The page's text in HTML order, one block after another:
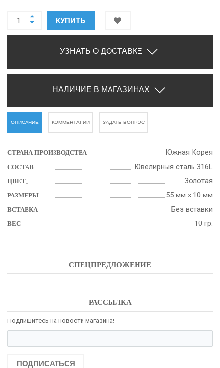
КУПИТЬ
УЗНАТЬ О ДОСТАВКЕ
НАЛИЧИЕ В МАГАЗИНАХ
ОПИСАНИЕ КОММЕНТАРИИ ЗАДАТЬ ВОПРОС
СТРАНА ПРОИЗВОДСТВА Южная Корея
СОСТАВ Ювелирныя сталь 316L
ЦВЕТ Золотая
РАЗМЕРЫ 55 мм х 10 мм
ВСТАВКА Без вставки
ВЕС 10 гр.
СПЕЦПРЕДЛОЖЕНИЕ
РАССЫЛКА
Подпишитесь на новости магазина!
ПОДПИСАТЬСЯ